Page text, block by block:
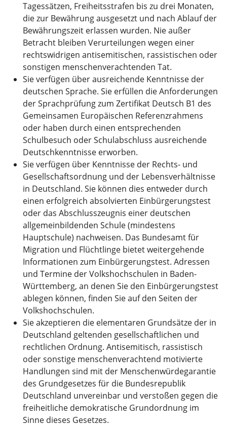
Tagessätzen, Freiheitsstrafen bis zu drei Monaten,
die zur Bewährung ausgesetzt und nach Ablauf der
Bewährungszeit erlassen wurden. Nie außer
Betracht bleiben Verurteilungen wegen einer
rechtswidrigen antisemitischen, rassistischen oder
sonstigen menschenverachtenden Tat.
Sie verfügen über ausreichende Kenntnisse der
deutschen Sprache. Sie erfüllen die Anforderungen
der Sprachprüfung zum Zertifikat Deutsch B1 des
Gemeinsamen Europäischen Referenzrahmens
oder haben durch einen entsprechenden
Schulbesuch oder Schulabschluss ausreichende
Deutschkenntnisse erworben.
Sie verfügen über Kenntnisse der Rechts- und
Gesellschaftsordnung und der Lebensverhältnisse
in Deutschland. Sie können dies entweder durch
einen erfolgreich absolvierten Einbürgerungstest
oder das Abschlusszeugnis einer deutschen
allgemeinbildenden Schule (mindestens
Hauptschule) nachweisen. Das Bundesamt für
Migration und Flüchtlinge bietet weitergehende
Informationen zum Einbürgerungstest. Adressen
und Termine der Volkshochschulen in Baden-
Württemberg, an denen Sie den Einbürgerungstest
ablegen können, finden Sie auf den Seiten der
Volkshochschulen.
Sie akzeptieren die elementaren Grundsätze der in
Deutschland geltenden gesellschaftlichen und
rechtlichen Ordnung. Antisemitisch, rassistisch
oder sonstige menschenverachtend motivierte
Handlungen sind mit der Menschenwürdegarantie
des Grundgesetzes für die Bundesrepublik
Deutschland unvereinbar und verstoßen gegen die
freiheitliche demokratische Grundordnung im
Sinne dieses Gesetzes.